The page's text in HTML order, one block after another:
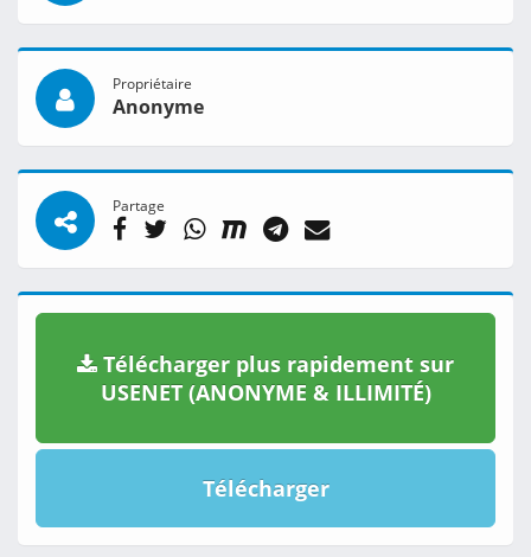
Propriétaire
Anonyme
Partage
Télécharger plus rapidement sur
USENET (ANONYME & ILLIMITÉ)
Télécharger